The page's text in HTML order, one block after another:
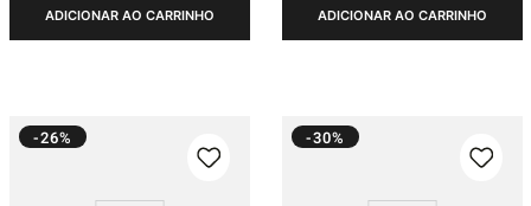
ADICIONAR AO CARRINHO ADICIONAR AO CARRINHO
-26% -30%